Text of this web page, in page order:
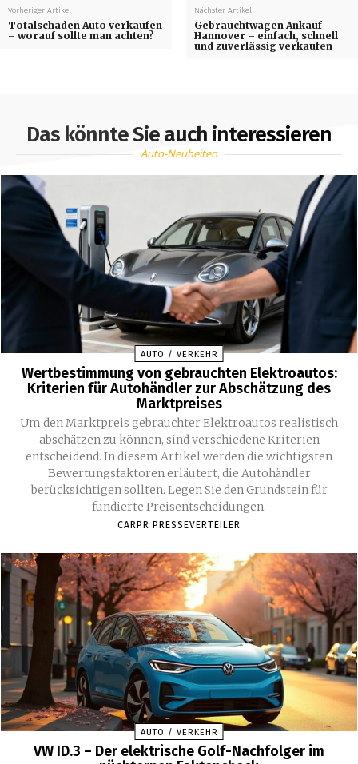
Vorheriger Artikel
Totalschaden Auto verkaufen
– worauf sollte man achten?
Nächster Artikel
Gebrauchtwagen Ankauf
Hannover – einfach, schnell
und zuverlässig verkaufen
Das könnte Sie auch interessieren
Auto-Neuheiten
AUTO / VERKEHR
Wertbestimmung von gebrauchten Elektroautos:
Kriterien für Autohändler zur Abschätzung des
Marktpreises
Um den Marktpreis gebrauchter Elektroautos realistisch
abschätzen zu können, sind verschiedene Kriterien
entscheidend. In diesem Artikel werden die wichtigsten
Bewertungsfaktoren erläutert, die Autohändler
berücksichtigen sollten. Legen Sie den Grundstein für
fundierte Preisentscheidungen.
CARPR PRESSEVERTEILER
AUTO / VERKEHR
VW ID.3 – Der elektrische Golf-Nachfolger im